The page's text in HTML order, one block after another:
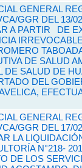
GENERAL
GGR DEL 13/
A PARTIR
DE
DE SALUD
DE SALUD DE
DEL
GENERAL
GGR DEL 17/
LA
N°218-
DE LOS